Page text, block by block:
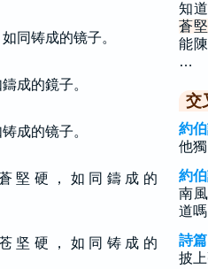
同铸成的镜子。
成的鏡子。
成的镜子。
堅 硬 ， 如 同 鑄 成 的
坚 硬 ， 如 同 铸 成 的
知
蒼
能
…
交
約
他
約
南
道嗎
詩
披